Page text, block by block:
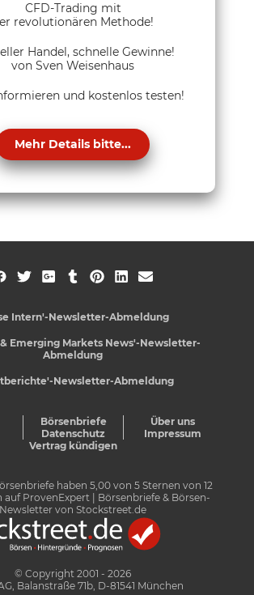
CFD-Trading mit
revolutionären Methode!
Handel, schnelle Gewinne!
von Sven Weisenhaus
und kostenlos testen!
Mehr Details bitte...
Intern'-Newsletter-Abmeldung
Emerging Markets News'-Newsletter-
Abmeldung
Newsletter-Abmeldung
Börsenbriefe
Über uns
Datenschutz
Impressum
Vertrag kündigen
haben 5,00von 5Sternen von 12
aufProvenExpert
| Börsenbriefe & Börsen-
Newsletter von Stockstreet.de
© Copyright 2001 - 2026
Balanstraße 71b, D-81541 München